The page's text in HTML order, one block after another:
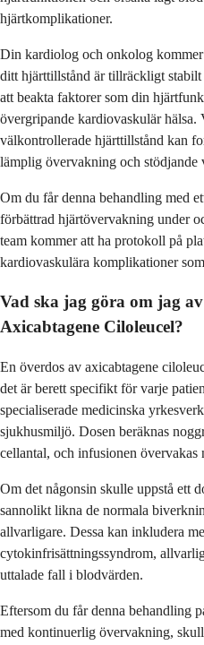
hjärtkomplikationer.
Din kardiolog och onkolog
ditt hjärttillstånd är tillräckligt
att beakta faktorer som din
övergripande kardiovaskulär hälsa.
välkontrollerade hjärttillstånd kan
lämplig övervakning och stödjande
Om du får denna behandling med
förbättrad hjärtövervakning under
team kommer att ha protokoll på
kardiovaskulära komplikationer
Vad ska jag göra om jag
Axicabtagene Ciloleucel?
En överdos av axicabtagene
det är berett specifikt för varje
specialiserade medicinska
sjukhusmiljö. Dosen beräknas
cellantal, och infusionen övervakas
Om det någonsin skulle uppstå ett
sannolikt likna de normala
allvarligare. Dessa kan inkludera
cytokinfrisättningssyndrom,
uttalade fall i blodvärden.
Eftersom du får denna behandling
med kontinuerlig övervakning,